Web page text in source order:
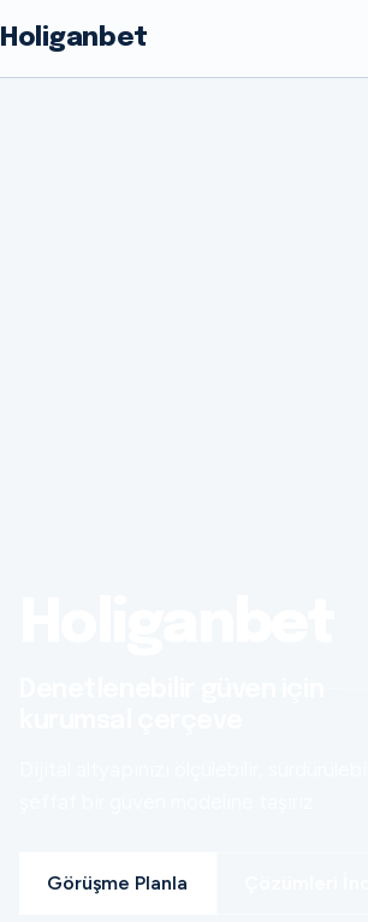
Holiganbet
Görüşme Planla